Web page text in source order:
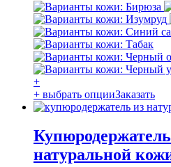
+
+ выбрать опцииЗаказать
натуральной